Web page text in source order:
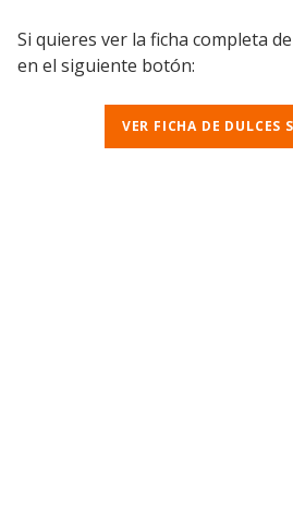
Si quieres ver la ficha completa
en el siguiente botón:
VER FICHA DE DULCES